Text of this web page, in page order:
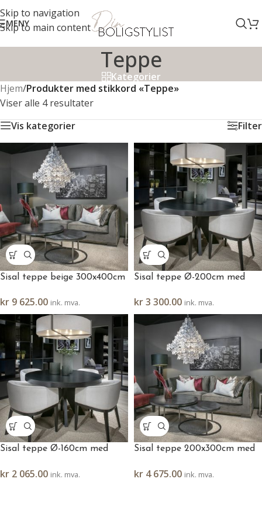
Skip to navigation
Skip to main content
MENY
Teppe
Kategorier
Hjem/Produkter med stikkord «Teppe»
Viser alle 4 resultater
Vis kategorier
Filter
Sisal teppe beige 300x400cm
kr 9 625.00 ink. mva.
Sisal teppe Ø-200cm med
kr3 300.00 ink. mva.
Sisal teppe Ø-160cm med
kr 2 065.00 ink. mva.
Sisal teppe 200x300cm med
kr 4 675.00 ink. mva.